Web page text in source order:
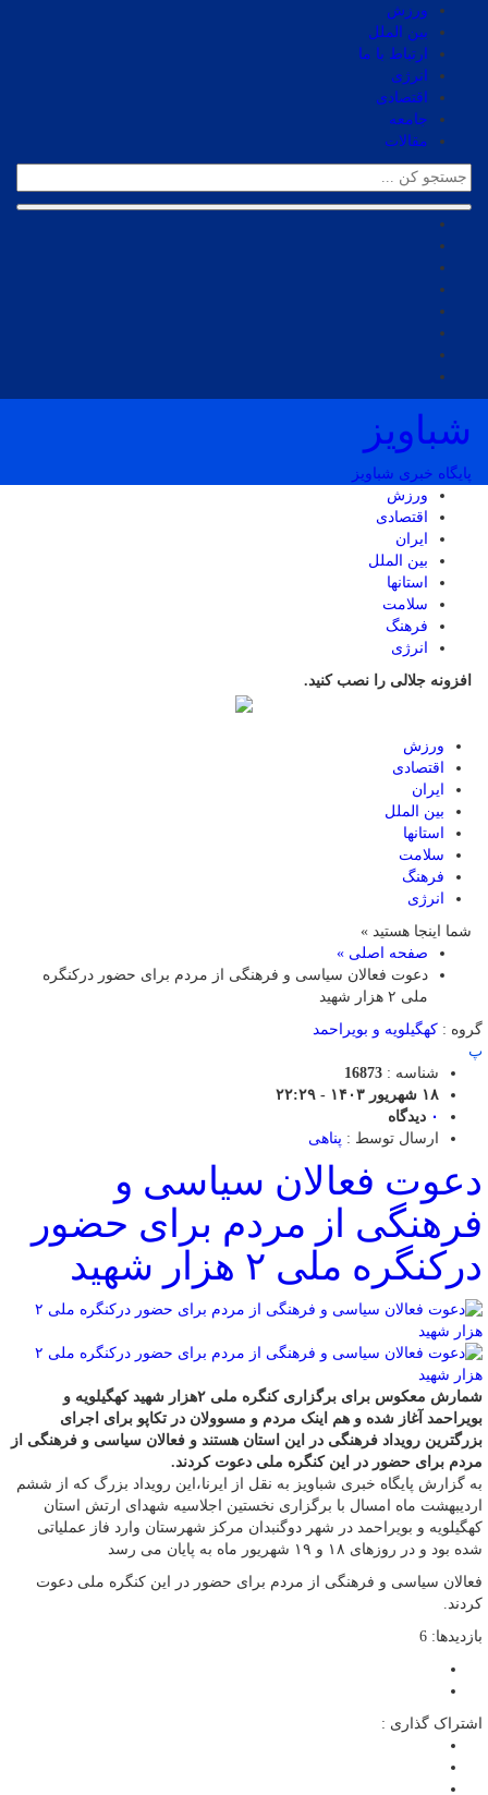
ورزش
بین الملل
ارتباط با ما
انرژی
اقتصادی
جامعه
مقالات
شباویز
پایگاه خبری شباویز
ورزش
اقتصادی
ایران
بین الملل
استانها
سلامت
فرهنگ
انرژی
افزونه جلالی را نصب کنید.
ورزش
اقتصادی
ایران
بین الملل
استانها
سلامت
فرهنگ
انرژی
شما اینجا هستید »
صفحه اصلی »
دعوت فعالان سیاسی و فرهنگی از مردم برای حضور درکنگره
ملی ۲ هزار شهید
گروه : کهگیلویه و بویراحمد
پ
شناسه : 16873
۱۸ شهریور ۱۴۰۳ - ۲۲:۲۹
۰ دیدگاه
ارسال توسط : پناهی
دعوت فعالان سیاسی و
فرهنگی از مردم برای حضور
درکنگره ملی ۲ هزار شهید
شمارش معکوس برای برگزاری کنگره ملی ۲هزار شهید کهگیلویه و
بویراحمد آغاز شده و هم اینک مردم و مسوولان در تکاپو برای اجرای
بزرگترین رویداد فرهنگی در این استان هستند و فعالان سیاسی و فرهنگی از
مردم برای حضور در این کنگره ملی دعوت کردند.
به گزارش پایگاه خبری شباویز به نقل از ایرنا،این رویداد بزرگ که از ششم
اردیبهشت ماه امسال با برگزاری نخستین اجلاسیه شهدای ارتش استان
کهگیلویه و بویراحمد در شهر دوگنبدان مرکز شهرستان وارد فاز عملیاتی
شده بود و در روزهای ۱۸ و ۱۹ شهریور ماه به پایان می رسد
فعالان سیاسی و فرهنگی از مردم برای حضور در این کنگره ملی دعوت
کردند.
بازدیدها: 6
اشتراک گذاری :